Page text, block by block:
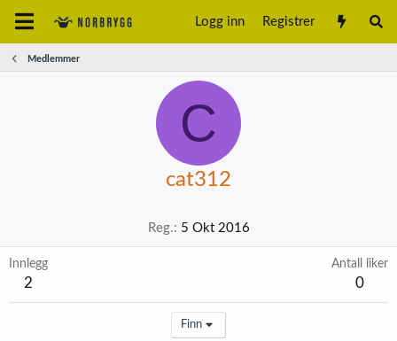
Logg inn Registrer
Medlemmer
C
cat312
Reg. 5 Okt 2016
Innlegg
2
Antall liker
0
Finn